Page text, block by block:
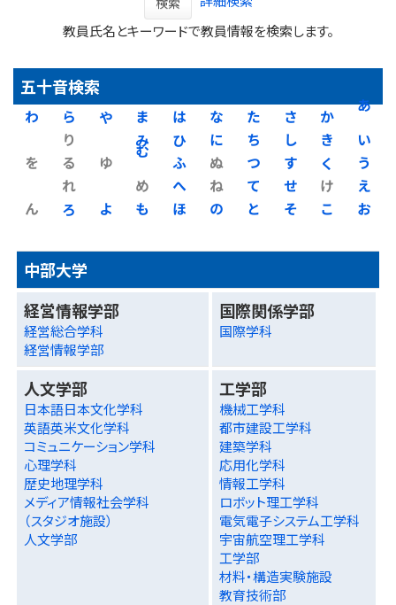
教員氏名とキーワードで教員情報を検索します。
五十音検索
あ
い
う
え
お
か
き
く
け
こ
さ
し
す
せ
そ
た
ち
つ
て
と
な
に
ぬ
ね
の
は
ひ
ふ
へ
ほ
ま
み
む
め
も
や
ゆ
よ
ら
り
る
れ
ろ
わ
を
ん
中部大学
経営情報学部
経営総合学科
経営情報学部
国際関係学部
国際学科
人文学部
日本語日本文化学科
英語英米文化学科
コミュニケーション学科
心理学科
歴史地理学科
メディア情報社会学科
（スタジオ施設）
人文学部
工学部
機械工学科
都市建設工学科
建築学科
応用化学科
情報工学科
ロボット理工学科
電気電子システム工学科
宇宙航空理工学科
工学部
材料・構造実験施設
教育技術部